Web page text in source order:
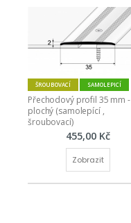
ŠROUBOVACÍ SAMOLEPICÍ
Přechodový profil 35 mm -
plochý (samolepící ,
šroubovací)
455,00 Kč
Zobrazit